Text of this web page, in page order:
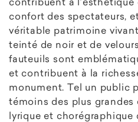
contribuent à l’esthétique
confort des spectateurs,
véritable patrimoine
teinté de noir et de
fauteuils sont
et contribuent à la
monument. Tel un public
témoins des plus
lyrique et chorégraphique